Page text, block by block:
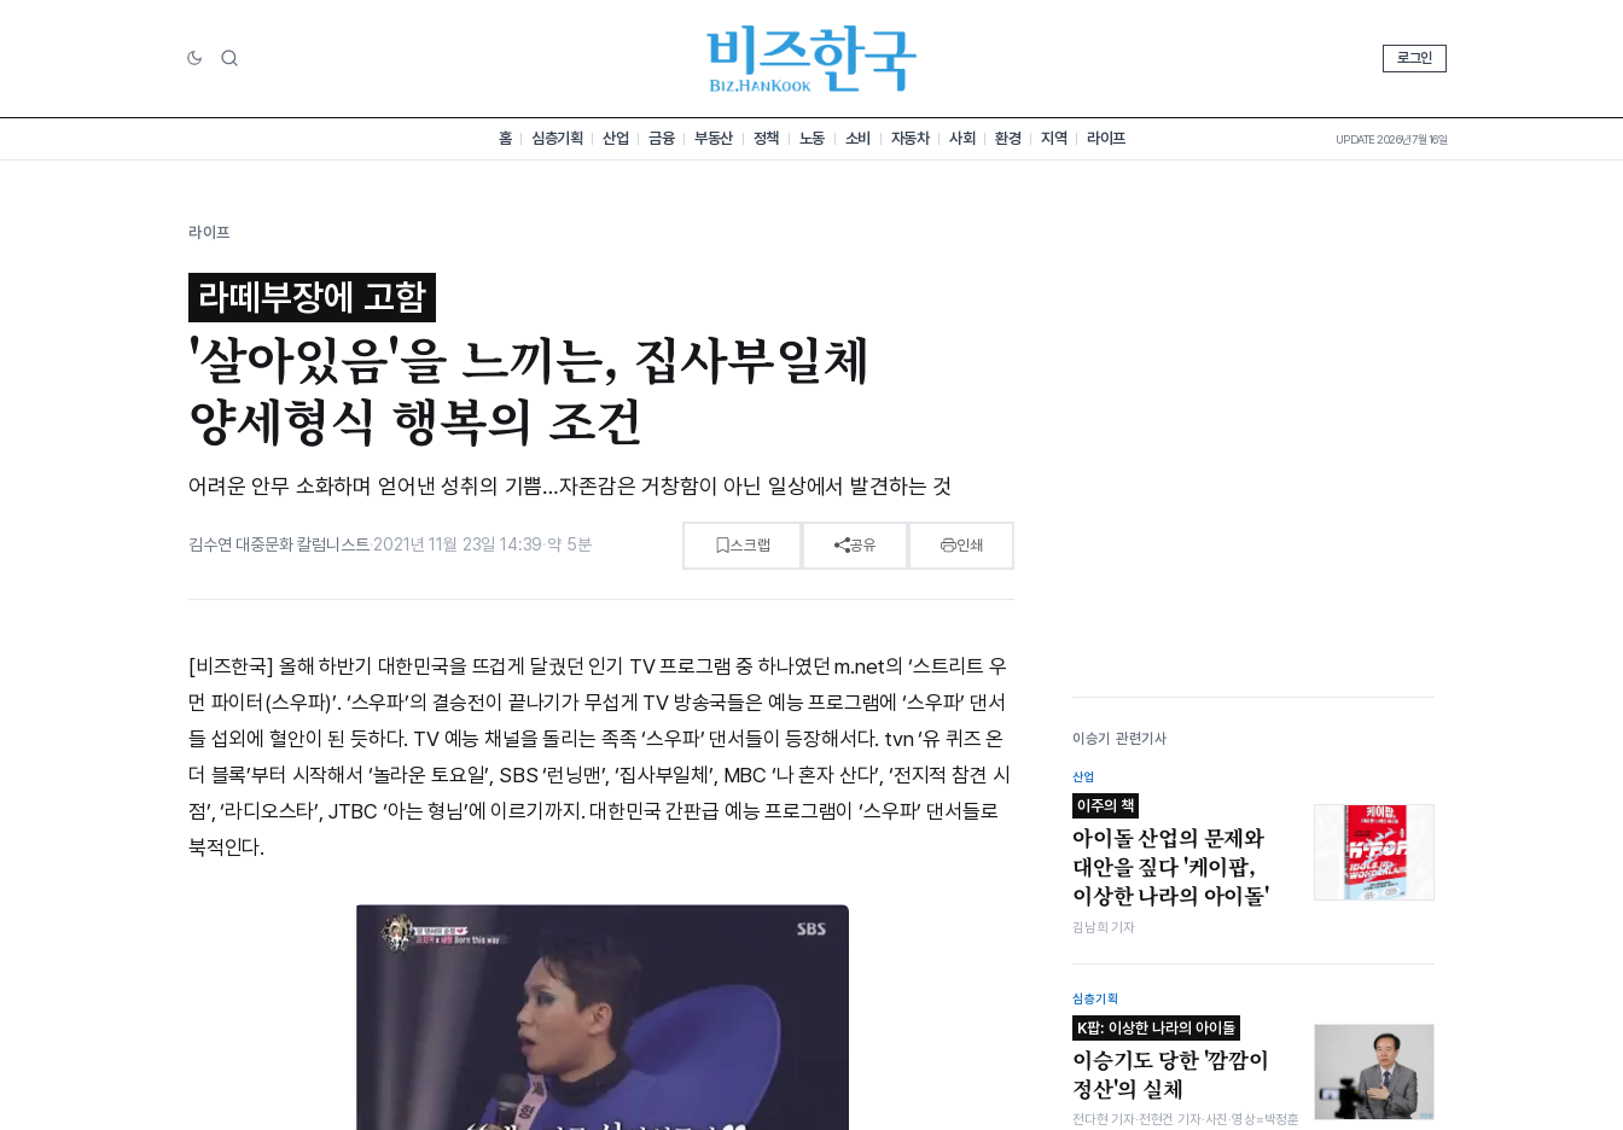
로그인
홈 심층기획 산업 금융 부동산 정책 노동 소비 자동차 사회 환경 지역 라이프 UPDATE 2026년 7월 16일
라이프
라떼부장에 고함
'살아있음'을 느끼는, 집사부일체
양세형식 행복의 조건
어려운 안무 소화하며 얻어낸 성취의 기쁨…자존감은 거창함이 아닌 일상에서 발견하는 것
김수연 대중문화 칼럼니스트·2021년 11월 23일 14:39·약 5분 스크랩 공유 인쇄
[비즈한국] 올해 하반기 대한민국을 뜨겁게 달궜던 인기 TV 프로그램 중 하나였던 m.net의 ‘스트리트 우
먼 파이터(스우파)’. ‘스우파’의 결승전이 끝나기가 무섭게 TV 방송국들은 예능 프로그램에 ‘스우파’ 댄서
들 섭외에 혈안이 된 듯하다. TV 예능 채널을 돌리는 족족 ‘스우파’ 댄서들이 등장해서다. tvn ‘유 퀴즈 온
더 블록’부터 시작해서 ‘놀라운 토요일’, SBS ‘런닝맨’, ‘집사부일체’, MBC ‘나 혼자 산다’, ‘전지적 참견 시
점’, ‘라디오스타’, JTBC ‘아는 형님’에 이르기까지. 대한민국 간판급 예능 프로그램이 ‘스우파’ 댄서들로
북적인다.
이승기 관련기사
산업
이주의 책
아이돌 산업의 문제와
대안을 짚다 '케이팝,
이상한 나라의 아이돌'
김남희 기자
심층기획
K팝: 이상한 나라의 아이돌
이승기도 당한 '깜깜이
정산'의 실체
전다현 기자·전현건 기자·사진·영상=박정훈